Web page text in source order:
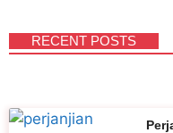
RECENT POSTS